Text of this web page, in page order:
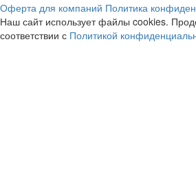
Baon
6.4%
Оферта для компаний Политика
Наш сайт использует файлы cookies.
соответствии с Политикой